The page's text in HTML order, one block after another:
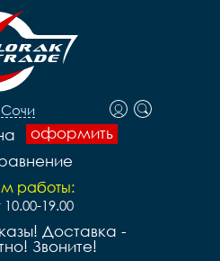
Сочи
оформить
работы:
19.00
Доставка -
Звоните!